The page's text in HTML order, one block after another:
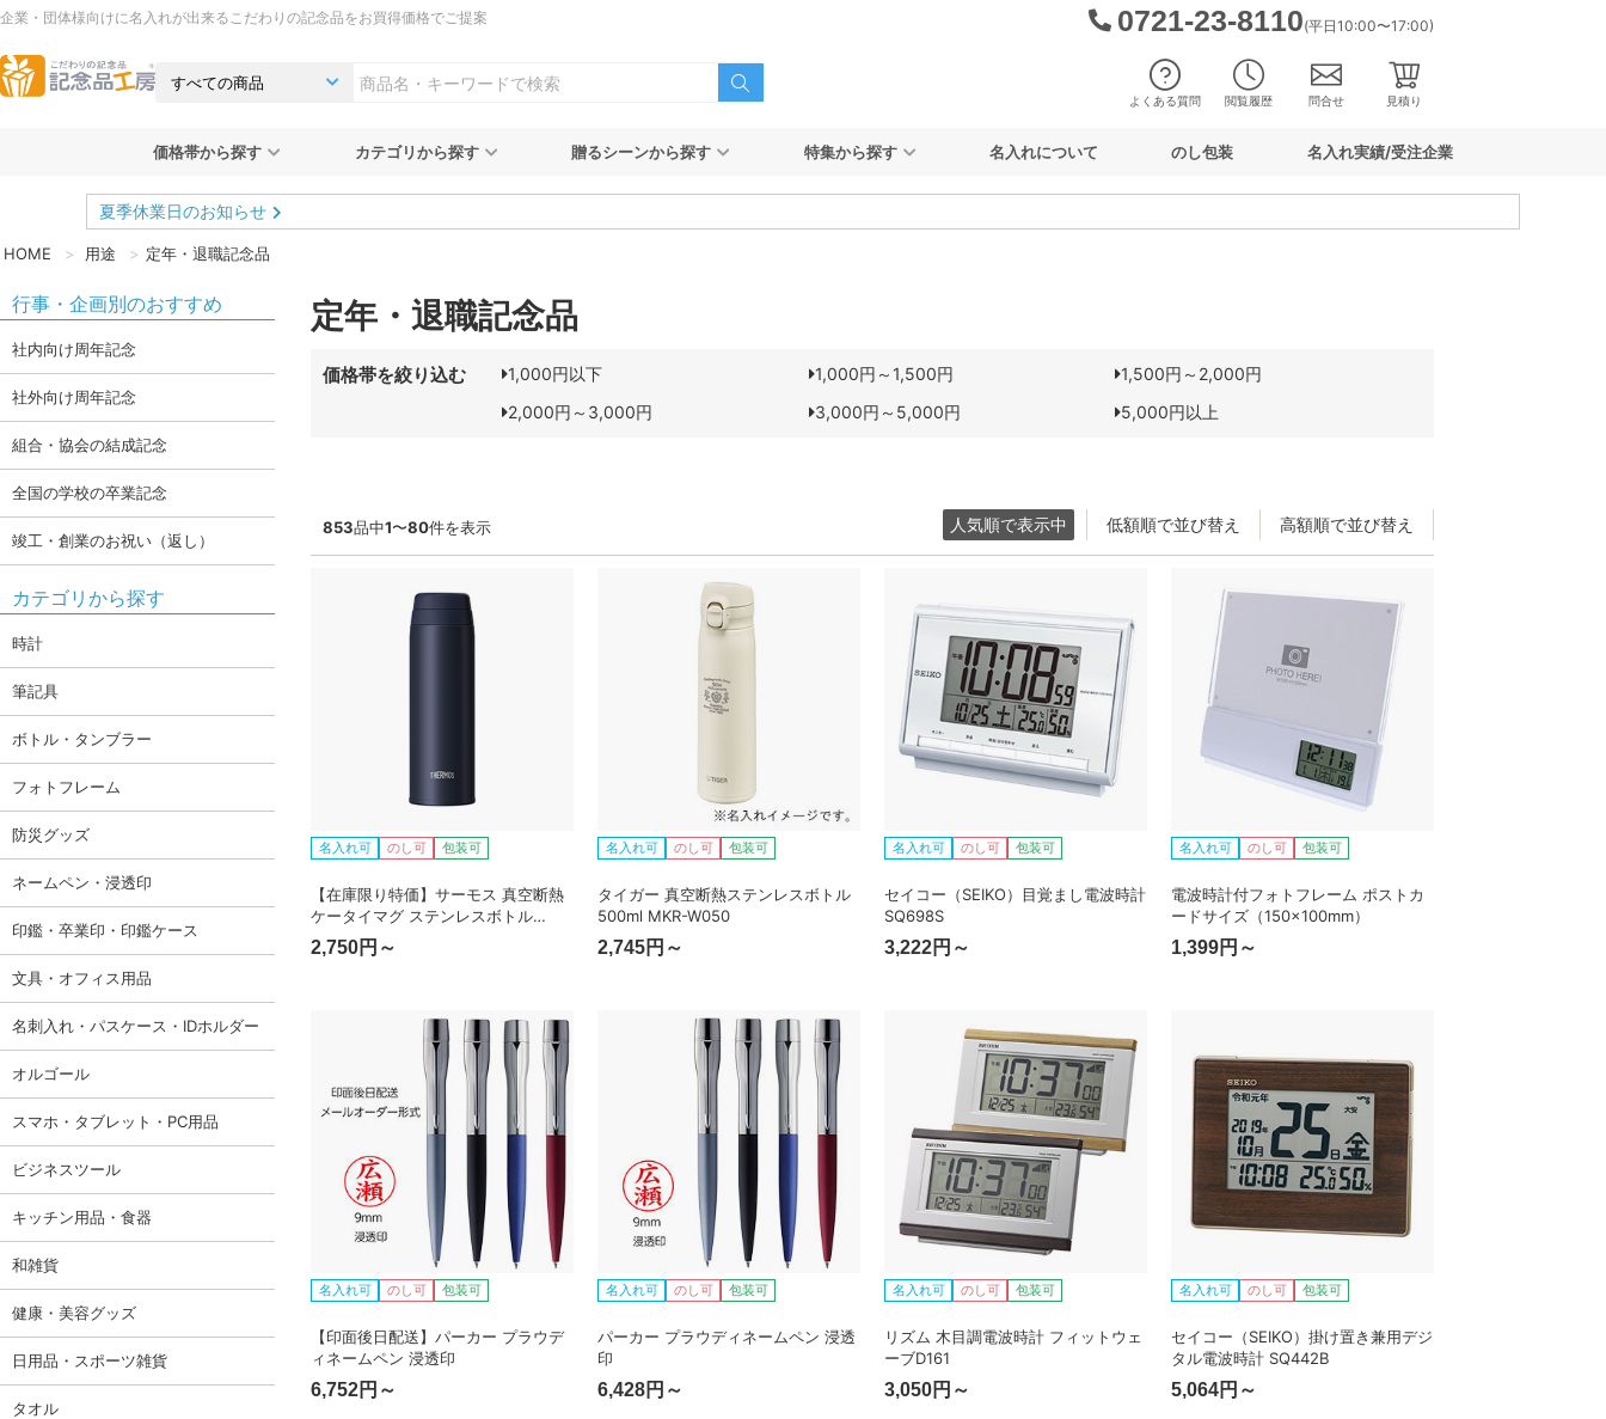
企業・団体様向けに名入れが出来るこだわりの記念品をお買得価格でご提案 0721-23-8110(平日10:00〜17:00)
よくある質問 閲覧履歴 問合せ 見積り
価格帯から探す カテゴリから探す 贈るシーンから探す 特集から探す 名入れについて のし包装 名入れ実績/受注企業
夏季休業日のお知らせ
HOME 用途 定年・退職記念品
定年・退職記念品
価格帯を絞り込む 1,000円以下 1,000円～1,500円
1,500円～2,000円
2,000円～3,000円
3,000円～5,000円 5,000円以上
853品中1〜80件を表示 人気順で表示中 低額順で並び替え 高額順で並び替え
名入れ可 のし可 包装可
【在庫限り特価】サーモス 真空断熱
ケータイマグ ステンレスボトル
350ml JOR-350-DNVY
2,750円～
名入れ可 のし可 包装可
タイガー 真空断熱ステンレスボトル
500ml MKR-W050
2,745円～
名入れ可 のし可 包装可
セイコー（SEIKO）目覚まし電波時計
SQ698S
3,222円～
名入れ可 のし可 包装可
電波時計付フォトフレーム ポストカ
ードサイズ（150×100mm）
1,399円～
名入れ可 のし可 包装可
【印面後日配送】パーカー プラウデ
ィネームペン 浸透印
6,752円～
名入れ可 のし可 包装可
パーカー プラウディネームペン 浸透
印
6,428円～
名入れ可 のし可 包装可
リズム 木目調電波時計 フィットウェ
ーブD161
3,050円～
名入れ可 のし可 包装可
セイコー（SEIKO）掛け置き兼用デジ
タル電波時計 SQ442B
5,064円～
行事・企画別のおすすめ
社内向け周年記念
社外向け周年記念
組合・協会の結成記念
全国の学校の卒業記念
竣工・創業のお祝い（返し）
カテゴリから探す
時計
筆記具
ボトル・タンブラー
フォトフレーム
防災グッズ
ネームペン・浸透印
印鑑・卒業印・印鑑ケース
文具・オフィス用品
名刺入れ・パスケース・IDホルダー
オルゴール
スマホ・タブレット・PC用品
ビジネスツール
キッチン用品・食器
和雑貨
健康・美容グッズ
日用品・スポーツ雑貨
タオル